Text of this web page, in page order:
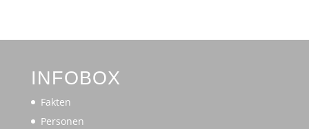
INFOBOX
Fakten
Personen